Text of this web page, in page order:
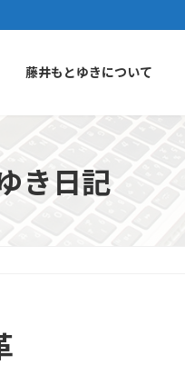
藤井もとゆきについて
き日記